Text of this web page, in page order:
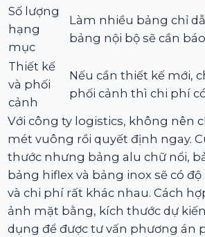
Số lượng
hạng
mục
Làm nhiều bảng chỉ
bảng nội bộ sẽ cần
Thiết kế
và phối
cảnh
Nếu cần thiết kế mới,
phối cảnh thì chi phí
Với công ty logistics, không nên
mét vuông rồi quyết định ngay.
thước nhưng bảng alu chữ nổi,
bảng hiflex và bảng inox sẽ có
và chi phí rất khác nhau. Cách
ảnh mặt bằng, kích thước dự
dụng để được tư vấn phương án